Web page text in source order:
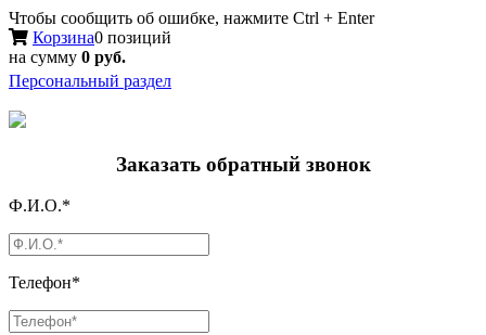
Чтобы сообщить об ошибке, нажмите Ctrl + Enter
Корзина0 позиций
на сумму 0 руб.
Персональный раздел
Заказать обратный звонок
Ф.И.О.*
Телефон*